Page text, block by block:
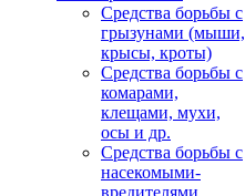
Средства борьбы с
грызунами (мыши,
крысы, кроты)
Средства борьбы с
комарами,
клещами, мухи,
осы и др.
Средства борьбы с
насекомыми-
вредителями